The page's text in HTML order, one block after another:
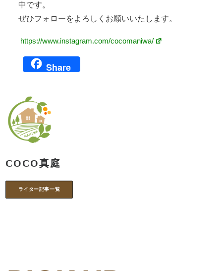
中です。
ぜひフォローをよろしくお願いいたします。
https://www.instagram.com/cocomaniwa/
Share
COCO真庭
ライター記事一覧